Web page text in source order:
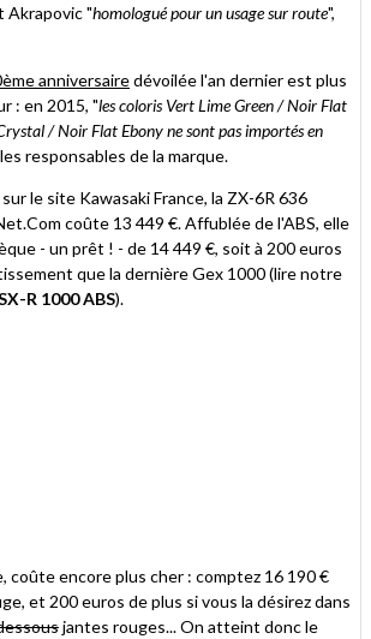
"homologué pour un usage sur route",
anniversairedévoilée l'an dernier est plus
: en 2015, "les coloris Vert Lime Green / Noir Flat
/ Noir Flat Ebony ne sont pas importés en
responsables de la marque.
le site Kawasaki France, la ZX-6R 636
coûte 13 449 €. Affublée de l'ABS, elle
- un prêt ! - de 14 449 €, soit à 200 euros
que la dernière Gex 1000 (lire notre
R 1000 ABS).
coûte encore plus cher : comptez 16 190 €
et 200 euros de plus si vous la désirez dans
jantes rouges... On atteint donc le